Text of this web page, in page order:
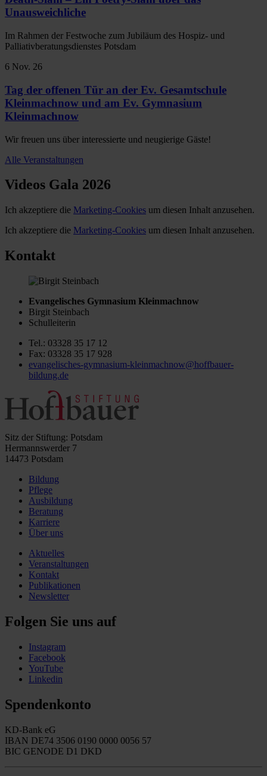
Unausweichliche
Im Rahmen der Festwoche zum Jubiläum des Hospiz- und
Palliativberatungsdienstes Potsdam
6 Nov. 26
Tag der offenen Tür an der Ev. Gesamtschule
Kleinmachnow und am Ev. Gymnasium
Kleinmachnow
Wir freuen uns über interessierte und neugierige Gäste!
Alle Veranstaltungen
Videos Gala 2026
Ich akzeptiere die Marketing-Cookies um diesen Inhalt anzusehen.
Ich akzeptiere die Marketing-Cookies um diesen Inhalt anzusehen.
Kontakt
Evangelisches Gymnasium Kleinmachnow
Birgit Steinbach
Schulleiterin
Tel.: 03328 35 17 12
Fax: 03328 35 17 928
evangelisches-gymnasium-kleinmachnow@hoffbauer-
bildung.de
Sitz der Stiftung: Potsdam
Hermannswerder 7
14473 Potsdam
Bildung
Pflege
Ausbildung
Beratung
Karriere
Über uns
Aktuelles
Veranstaltungen
Kontakt
Publikationen
Newsletter
Folgen Sie uns auf
Instagram
Facebook
YouTube
Linkedin
Spendenkonto
KD-Bank eG
IBAN DE74 3506 0190 0000 0056 57
BIC GENODE D1 DKD